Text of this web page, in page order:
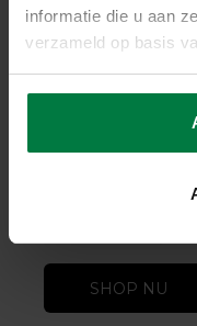
informatie die u aan
verzameld op basis
SHOP NU